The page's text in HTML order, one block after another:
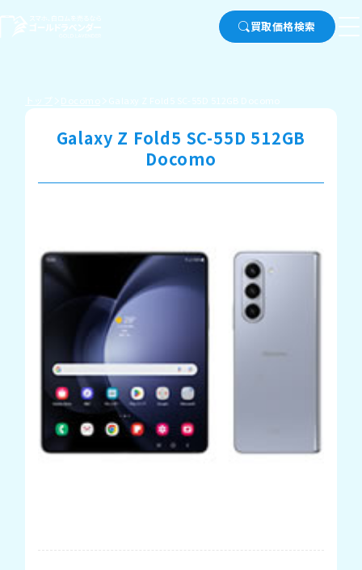
買取価格検索
トップ Docomo Galaxy Z Fold5 SC-55D 512GB Docomo
Galaxy Z Fold5 SC-55D 512GB
Docomo